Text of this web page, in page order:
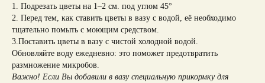
1. Подрезать цветы на 1–2 см. под углом 45°
2. Перед тем, как ставить цветы в вазу с водой, её необходимо
тщательно помыть с моющим средством.
3.Поставить цветы в вазу с чистой холодной водой.
Обновляйте воду ежедневно: это поможет предотвратить
размножение микробов.
Важно! Если Вы добавили в вазу специальную прикормку для